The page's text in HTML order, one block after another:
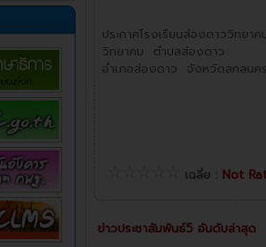
ประกาศโรงเรียนส่องดาววิทย
วิทยาคม ตำบลส่องดาว
อำเภอส่องดาว จังหวัดสกลนค
เฉลี่ย : Not
ข่าวประชาสัมพันธ์5 อันดับล่าสุด